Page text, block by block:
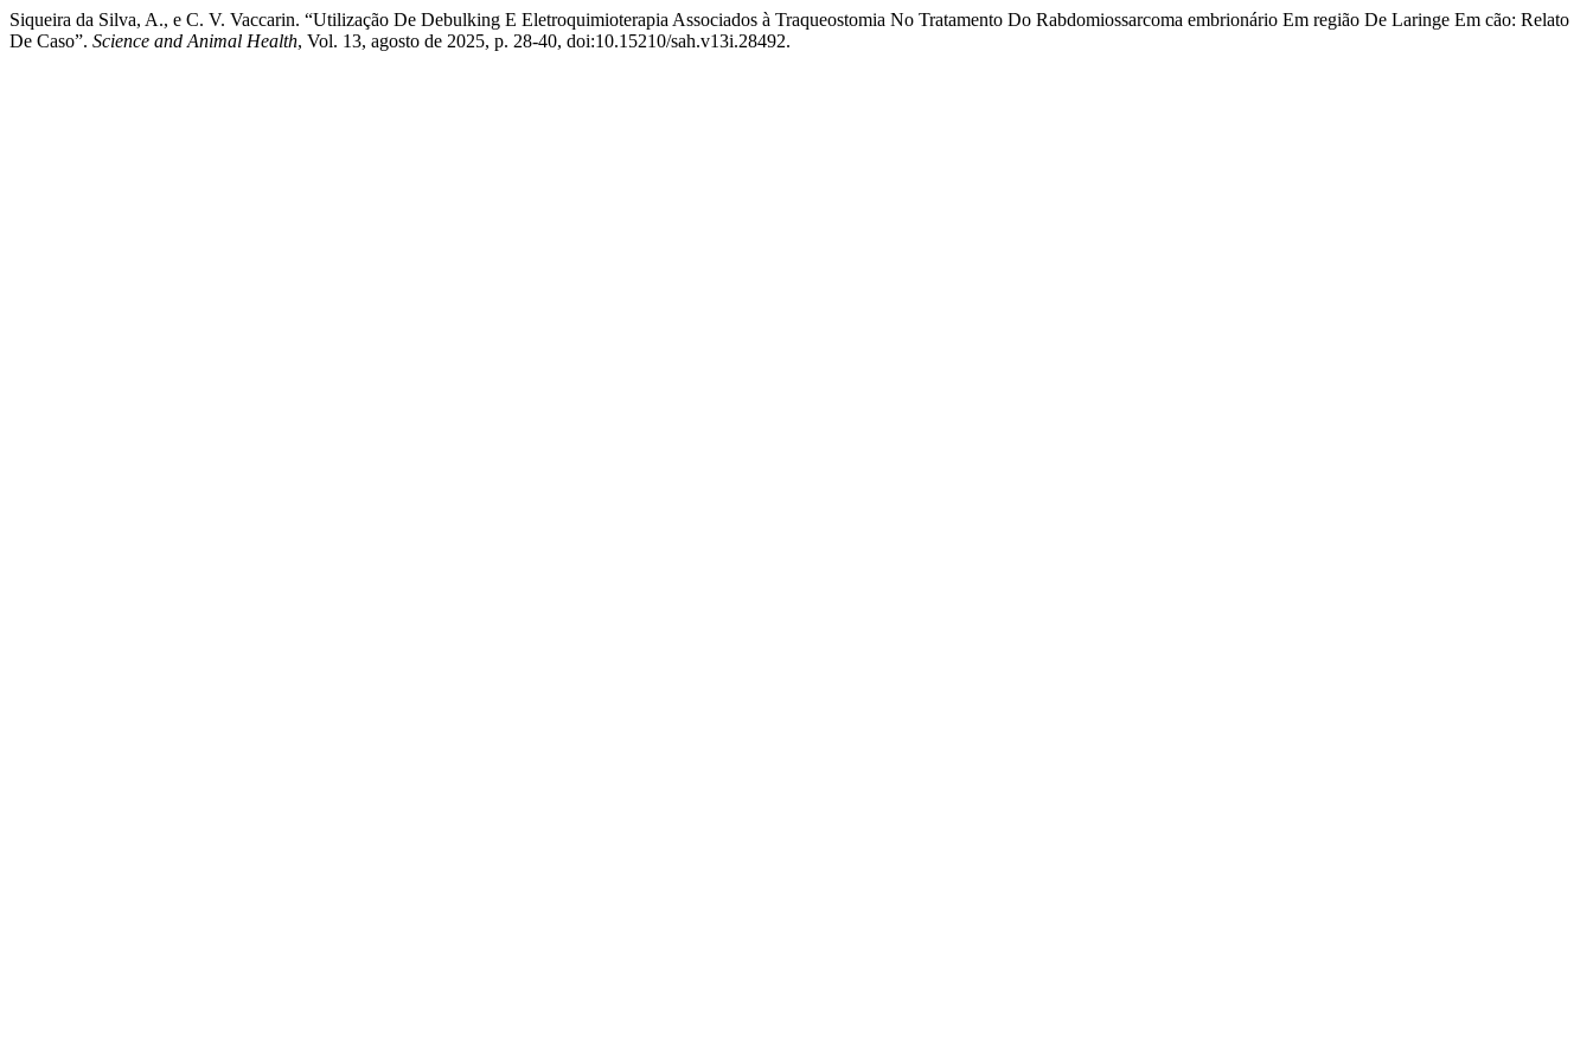
Siqueira da Silva, A., e C. V. Vaccarin. “Utilização De Debulking E Eletroquimioterapia Associados à Traqueostomia No Tratamento Do Rabdomiossarcoma embrionário Em região De Laringe Em cão: Relato
De Caso”. Science and Animal Health, Vol. 13, agosto de 2025, p. 28-40, doi:10.15210/sah.v13i.28492.